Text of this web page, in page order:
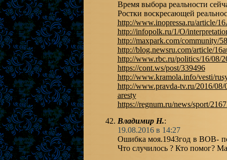
Время выбора реальности
Ростки воскресающей
http://www.inopressa.ru/article/
http://infopolk.ru/1/O/
http://maxpark.com/community/
http://blog.newsru.com/article/
http://www.rbc.ru/politics/16/08/
https://cont.ws/post/339496
http://www.kramola.info/vesti/
http://www.pravda-tv.ru/2016/
aresty
https://regnum.ru/news/sport/
Владимир Н.:
19.08.2016 в 14:27
Ошибка моя.1943год в ВОВ-
Что случилось ? Кто помог?